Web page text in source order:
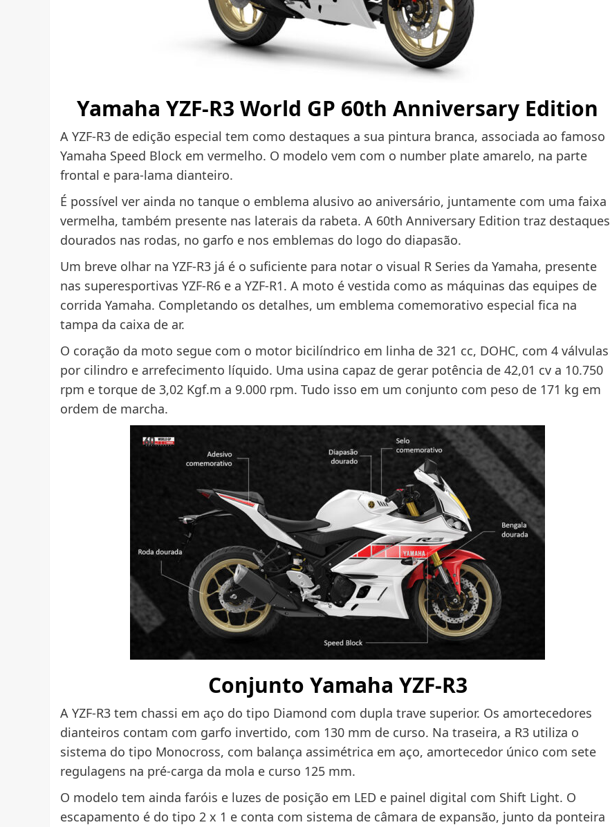
Yamaha YZF-R3 World GP 60th Anniversary Edition
A YZF-R3 de edição especial tem como destaques a sua pintura branca, associada ao famoso
Yamaha Speed Block em vermelho. O modelo vem com o number plate amarelo, na parte
frontal e para-lama dianteiro.
É possível ver ainda no tanque o emblema alusivo ao aniversário, juntamente com uma faixa
vermelha, também presente nas laterais da rabeta. A 60th Anniversary Edition traz destaques
dourados nas rodas, no garfo e nos emblemas do logo do diapasão.
Um breve olhar na YZF-R3 já é o suficiente para notar o visual R Series da Yamaha, presente
nas superesportivas YZF-R6 e a YZF-R1. A moto é vestida como as máquinas das equipes de
corrida Yamaha. Completando os detalhes, um emblema comemorativo especial fica na
tampa da caixa de ar.
O coração da moto segue com o motor bicilíndrico em linha de 321 cc, DOHC, com 4 válvulas
por cilindro e arrefecimento líquido. Uma usina capaz de gerar potência de 42,01 cv a 10.750
rpm e torque de 3,02 Kgf.m a 9.000 rpm. Tudo isso em um conjunto com peso de 171 kg em
ordem de marcha.
Conjunto Yamaha YZF-R3
A YZF-R3 tem chassi em aço do tipo Diamond com dupla trave superior. Os amortecedores
dianteiros contam com garfo invertido, com 130 mm de curso. Na traseira, a R3 utiliza o
sistema do tipo Monocross, com balança assimétrica em aço, amortecedor único com sete
regulagens na pré-carga da mola e curso 125 mm.
O modelo tem ainda faróis e luzes de posição em LED e painel digital com Shift Light. O
escapamento é do tipo 2 x 1 e conta com sistema de câmara de expansão, junto da ponteira